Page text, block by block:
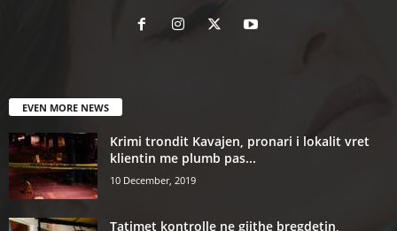
EVEN MORE NEWS
Krimi trondit Kavajen, pronari i lokalit vret
klientin me plumb pas...
10 December, 2019
Tatimet kontrolle ne gjithe bregdetin,